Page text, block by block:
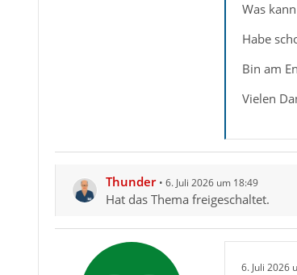
Was
Habe
Bin am
Vielen
Thunder 6. Juli 2026 um 18:49
Hat das Thema freigeschaltet.
6. Juli 2026